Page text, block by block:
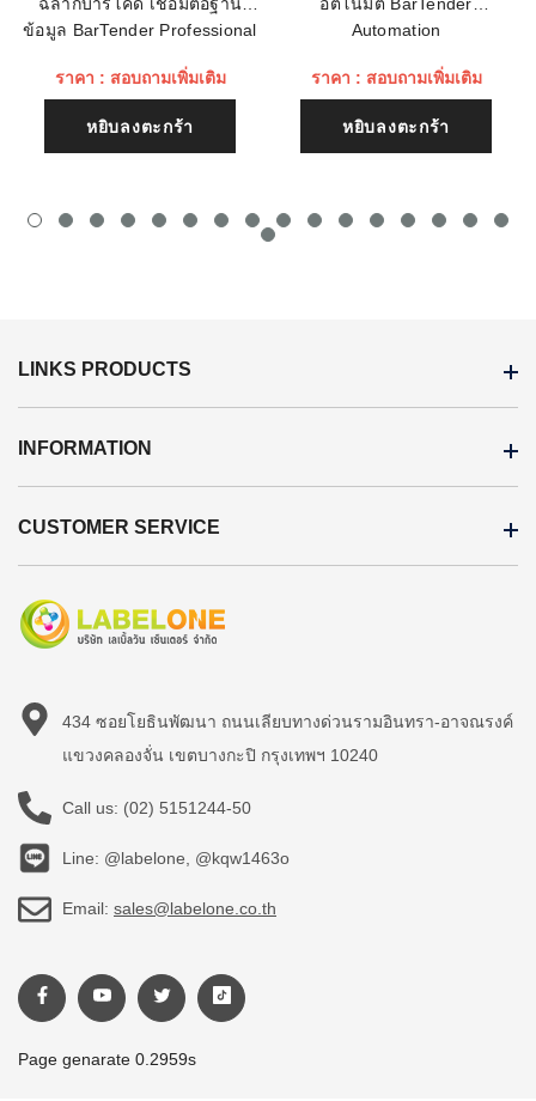
เนื้อหา (1500)
ข้อมูล BarTender Professional
ราคา : สอบถามเพิ่มเติม
หยิบลงตะกร้า
Automation
ราคา : สอบถามเพิ่มเติม
หยิบลงตะกร้า
LINKS PRODUCTS
INFORMATION
CUSTOMER SERVICE
434 ซอยโยธินพัฒนา ถนนเลียบทางด่วนรามอินทรา-อาจณรงค์
แขวงคลองจั่น เขตบางกะปิ กรุงเทพฯ 10240
Call us: (02) 5151244-50
Line: @labelone, @kqw1463o
Email: sales@labelone.co.th
Page genarate 0.2959s